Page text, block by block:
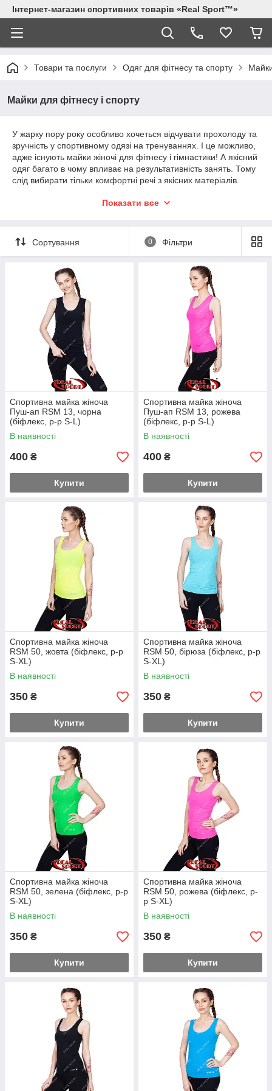
Інтернет-магазин спортивних товарів «Real Sport™»
Товари та послуги Одяг для фітнесу та спорту
Майки для фітнесу і спорту
У жарку пору року особливо хочеться відчувати прохолоду та
зручність у спортивному одязі на тренуваннях. І це можливо,
адже існують майки жіночі для фітнесу і гімнастики! А якісний
одяг багато в чому впливає на результативність занять. Тому
слід вибирати тільки комфортні речі з якісних матеріалів.
м'якого, але міцного матеріалу біфлексу, у складі якого
привабливою, прилягає до тіла, але не здавлює, за умови
правильно підібраного розміру. Тканина має необхідну
вентиляцію, не викликає алергічних реакцій, не мнеться і
дуже приємна до тіла. Такий спортивний виріб підійде не
тільки для виснажливих тренувань, а й для легких піших
прогулянок.
Різноманітність жіночих майок на сайті «Real Sport» може
викликати легку розгубленість, адже тут ви знайдете подібні
спортивні товари на будь-який смак, розмір і колір. Купити
жіночі майки для фітнесу в нашому інтернет магазині
простіше простого, в добавок, ви можете підібрати відповідні
лосини або капрі і виграти на доставці.
Показати все
Сортування 0 Фільтри
Спортивна майка жіноча
Пуш-ап RSM 13, чорна
(біфлекс, р-р S-L)
В наявності
400 ₴
Купити
Спортивна майка жіноча
Пуш-ап RSM 13, рожева
(біфлекс, р-р S-L)
В наявності
400 ₴
Купити
Спортивна майка жіноча
RSM 50, жовта (біфлекс, р-р
S-XL)
В наявності
350 ₴
Купити
Спортивна майка жіноча
RSM 50, бірюза (біфлекс, р-р
S-XL)
В наявності
350 ₴
Купити
Спортивна майка жіноча
RSM 50, зелена (біфлекс, р-р
S-XL)
В наявності
350 ₴
Купити
Спортивна майка жіноча
RSM 50, рожева (біфлекс, р-
р S-XL)
В наявності
350 ₴
Купити